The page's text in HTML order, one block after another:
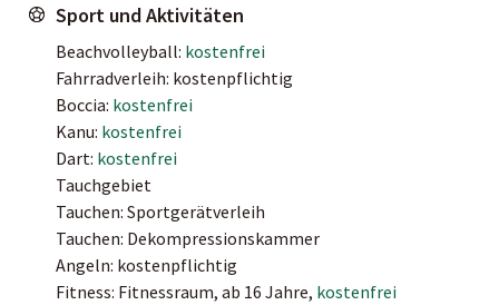
Sport und Aktivitäten
Beachvolleyball: kostenfrei
Fahrradverleih: kostenpflichtig
Boccia: kostenfrei
Kanu: kostenfrei
Dart: kostenfrei
Tauchgebiet
Tauchen: Sportgerätverleih
Tauchen: Dekompressionskammer
Angeln: kostenpflichtig
Fitness: Fitnessraum, ab 16 Jahre, kostenfrei